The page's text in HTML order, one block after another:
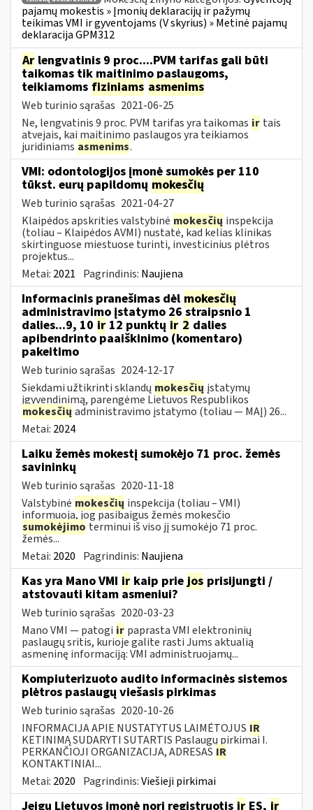
pajamų mokestis » Įmonių deklaracijų ir pažymų
teikimas VMI ir gyventojams (V skyrius) » Metinė pajamų
deklaracija GPM312
Ar lengvatinis 9 proc....PVM tarifas gali būti
taikomas tik maitinimo paslaugoms,
teikiamoms fiziniams asmenims
Web turinio sąrašas 2021-06-25
Ne, lengvatinis 9 proc. PVM tarifas yra taikomas ir tais
atvejais, kai maitinimo paslaugos yra teikiamos
juridiniams asmenims.
VMI: odontologijos įmonė sumokės per 110
tūkst. eurų papildomų mokesčių
Web turinio sąrašas 2021-04-27
Klaipėdos apskrities valstybinė mokesčių inspekcija
(toliau – Klaipėdos AVMI) nustatė, kad kelias klinikas
skirtinguose miestuose turinti, investicinius plėtros
projektus...
Metai: 2021 Pagrindinis: Naujiena
Informacinis pranešimas dėl mokesčių
administravimo įstatymo 26 straipsnio 1
dalies...9, 10 ir 12 punktų ir 2 dalies
apibendrinto paaiškinimo (komentaro)
pakeitimo
Web turinio sąrašas 2024-12-17
Siekdami užtikrinti sklandų mokesčių įstatymų
įgyvendinimą, parengėme Lietuvos Respublikos
mokesčių administravimo įstatymo (toliau — MAĮ) 26...
Metai: 2024
Laiku žemės mokestį sumokėjo 71 proc. žemės
savininkų
Web turinio sąrašas 2020-11-18
Valstybinė mokesčių inspekcija (toliau – VMI)
informuoja, jog pasibaigus žemės mokesčio
sumokėjimo terminui iš viso jį sumokėjo 71 proc.
žemės...
Metai: 2020 Pagrindinis: Naujiena
Kas yra Mano VMI ir kaip prie jos prisijungti /
atstovauti kitam asmeniui?
Web turinio sąrašas 2020-03-23
Mano VMI — patogi ir paprasta VMI elektroninių
paslaugų sritis, kurioje galite rasti Jums aktualią
asmeninę informaciją: VMI administruojamų...
Kompiuterizuoto audito informacinės sistemos
plėtros paslaugų viešasis pirkimas
Web turinio sąrašas 2020-10-26
INFORMACIJA APIE NUSTATYTUS LAIMĖTOJUS IR
KETINIMĄ SUDARYTI SUTARTIS Paslaugų pirkimai I.
PERKANČIOJI ORGANIZACIJA, ADRESAS IR
KONTAKTINIAI...
Metai: 2020 Pagrindinis:Viešieji pirkimai
Jeigu Lietuvos įmonė nori registruotis ir ES, ir